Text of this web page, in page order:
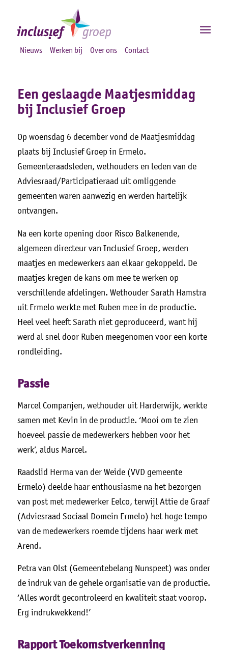
Nieuws Werken bij Over ons Contact
Een geslaagde Maatjesmiddag
bij Inclusief Groep
Op woensdag 6 december vond de Maatjesmiddag
plaats bij Inclusief Groep in Ermelo.
Gemeenteraadsleden, wethouders en leden van de
Adviesraad/Participatieraad uit omliggende
gemeenten waren aanwezig en werden hartelijk
ontvangen.
Na een korte opening door Risco Balkenende,
algemeen directeur van Inclusief Groep, werden
maatjes en medewerkers aan elkaar gekoppeld. De
maatjes kregen de kans om mee te werken op
verschillende afdelingen. Wethouder Sarath Hamstra
uit Ermelo werkte met Ruben mee in de productie.
Heel veel heeft Sarath niet geproduceerd, want hij
werd al snel door Ruben meegenomen voor een korte
rondleiding.
Passie
Marcel Companjen, wethouder uit Harderwijk, werkte
samen met Kevin in de productie. ‘Mooi om te zien
hoeveel passie de medewerkers hebben voor het
werk’, aldus Marcel.
Raadslid Herma van der Weide (VVD gemeente
Ermelo) deelde haar enthousiasme na het bezorgen
van post met medewerker Eelco, terwijl Attie de Graaf
(Adviesraad Sociaal Domein Ermelo) het hoge tempo
van de medewerkers roemde tijdens haar werk met
Arend.
Petra van Olst (Gemeentebelang Nunspeet) was onder
de indruk van de gehele organisatie van de productie.
‘Alles wordt gecontroleerd en kwaliteit staat voorop.
Erg indrukwekkend!’
Rapport Toekomstverkenning